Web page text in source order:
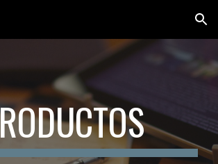
Skip to navigation